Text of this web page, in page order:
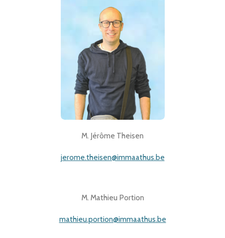
M. Jérôme Theisen
jerome.theisen@immaathus.be
M. Mathieu Portion
mathieu.portion@immaathus.be